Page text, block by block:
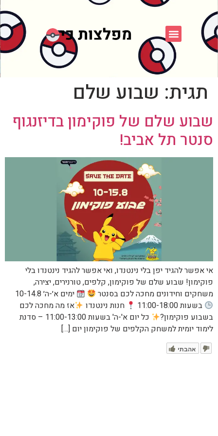
תגית: שבוע שלם
שבוע שלם של פוקימון בדיזנגוף
סנטר תל אביב!
אי אפשר להגיד יפן בלי נינטנדו, ואי אפשר להגיד נינטנדו בלי
פוקימון! שבוע שלם של פוקימון, קלפים, טורנירים, יצירה,
משחקים וחידונים מחכה לכם בסנטר
ימים א׳-ה׳ 10-14.8
בשעות 11:00-18:00
חנות נינטנדו
אז מה מחכה לכם
בשבוע פוקימון?
כל יום א'-ה' בשעות 11:00-13:00 – סדנת
לימוד יומית למשחק הקלפים של פוקימון יום […]
אהבתי